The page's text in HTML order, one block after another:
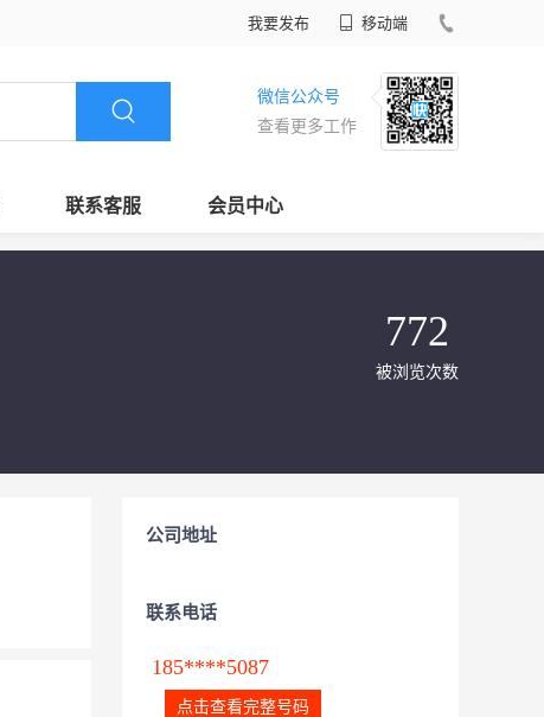
我要发布 移动端
微信公众号
查看更多工作
联系客服 会员中心
772
被浏览次数
公司地址
联系电话
185****5087
点击查看完整号码